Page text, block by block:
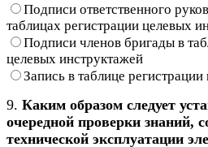
Подписи ответственного
таблицах регистрации целевых
Подписи членов бригады в
целевых инструктажей
Запись в таблице
9. Каким образом следует
очередной проверки знаний,
технической эксплуатации